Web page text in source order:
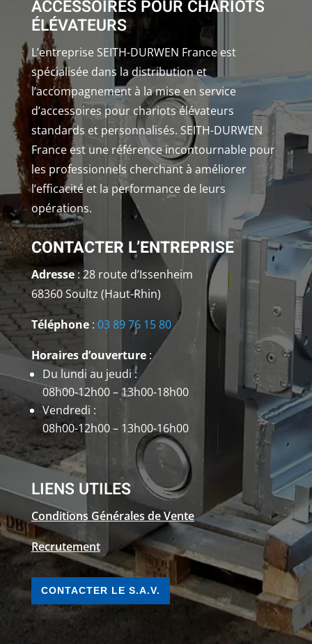
ACCESSOIRES POUR CHARIOTS
ÉLÉVATEURS
L’entreprise SEITH-DURWEN France est
spécialisée dans la distribution et
l’accompagnement à la mise en service
d’accessoires pour chariots élévateurs
standards et personnalisés. SEITH-DURWEN
France est une référence incontournable pour
les professionnels cherchant à améliorer
l’efficacité et la performance de leurs
opérations.
CONTACTER L’ENTREPRISE
Adresse: 28 route d’Issenheim
68360 Soultz (Haut-Rhin)
Téléphone: 03 89 76 15 80
Horaires d’ouverture:
Du lundi au jeudi :
08h00-12h00 – 13h00-18h00
Vendredi :
08h00-12h00 – 13h00-16h00
LIENS UTILES
Conditions Générales de Vente
Recrutement
CONTACTER LE S.A.V.